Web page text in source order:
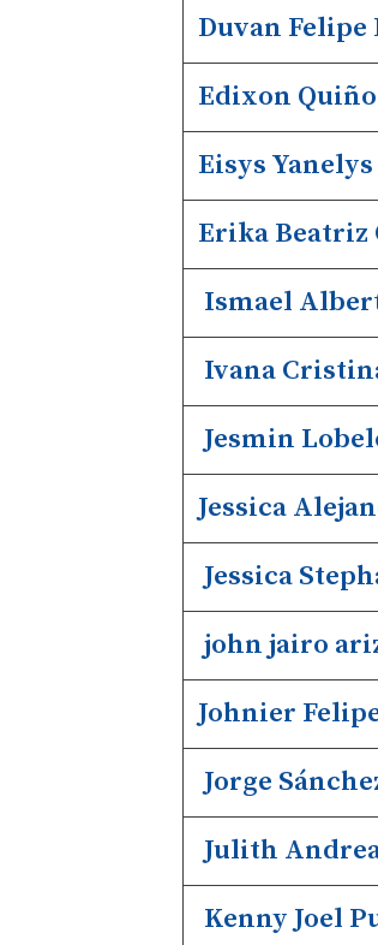
Duvan Felipe
Edixon
Eisys
Erika Beatriz
Ismael
Ivana
Jesmin
Jessica
Jessica
john jairo
Johnier
Jorge
Julith
Kenny Joel